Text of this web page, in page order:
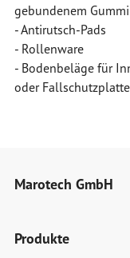
gebundenem
- Antirutsch-Pads
- Rollenware
- Bodenbeläge für
oder
Marotech GmbH
Produkte